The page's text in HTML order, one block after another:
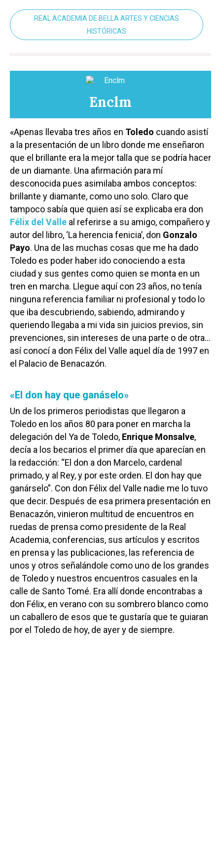
REAL ACADEMIA DE BELLA ARTES Y CIENCIAS
HISTÓRICAS
Enclm
«Apenas llevaba tres años en Toledo cuando asistí
a la presentación de un libro donde me enseñaron
que el brillante era la mejor talla que se podría hacer
de un diamante. Una afirmación para mí
desconocida pues asimilaba ambos conceptos:
brillante y diamante, como uno solo. Claro que
tampoco sabía que quien así se explicaba era don
Félix del Valle al referirse a su amigo, compañero y
autor del libro, ‘La herencia fenicia’, don Gonzalo
Payo. Una de las muchas cosas que me ha dado
Toledo es poder haber ido conociendo a esta
ciudad y sus gentes como quien se monta en un
tren en marcha. Llegue aquí con 23 años, no tenía
ninguna referencia familiar ni profesional y todo lo
que iba descubriendo, sabiendo, admirando y
queriendo llegaba a mi vida sin juicios previos, sin
prevenciones, sin intereses de una parte o de otra…
así conocí a don Félix del Valle aquel día de 1997 en
el Palacio de Benacazón.
«El don hay que ganáselo»
Un de los primeros periodistas que llegaron a
Toledo en los años 80 para poner en marcha la
delegación del Ya de Toledo, Enrique Monsalve,
decía a los becarios el primer día que aparecían en
la redacción: “El don a don Marcelo, cardenal
primado, y al Rey, y por este orden. El don hay que
ganárselo”. Con don Félix del Valle nadie me lo tuvo
que decir. Después de esa primera presentación en
Benacazón, vinieron multitud de encuentros en
ruedas de prensa como presidente de la Real
Academia, conferencias, sus artículos y escritos
en prensa y las publicaciones, las referencia de
unos y otros señalándole como uno de los grandes
de Toledo y nuestros encuentros casuales en la
calle de Santo Tomé. Era allí donde encontrabas a
don Félix, en verano con su sombrero blanco como
un caballero de esos que te gustaría que te guiaran
por el Toledo de hoy, de ayer y de siempre.